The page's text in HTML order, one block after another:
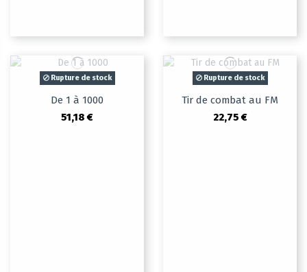
Rupture de stock
De 1 à 1000
51,18 €
Rupture de stock
Tir de combat au FM
22,75 €